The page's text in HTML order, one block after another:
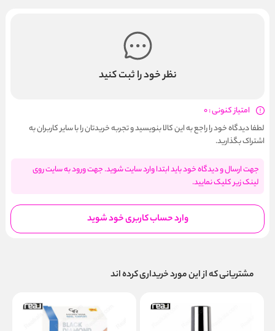
نظر خود را ثبت کنید
امتیاز کنونی : 0
لطفا دیدگاه خود را راجع به این کالا بنویسید و تجربه خریدتان را با سایر کاربران به
اشتراک بگذارید.
جهت ارسال و دیدگاه خود باید ابتدا وارد سایت شوید. جهت ورود به سایت روی
لینک زیر کلیک نمایید.
وارد حساب کاربری خود شوید
مشتریانی که از این مورد خریداری کرده اند